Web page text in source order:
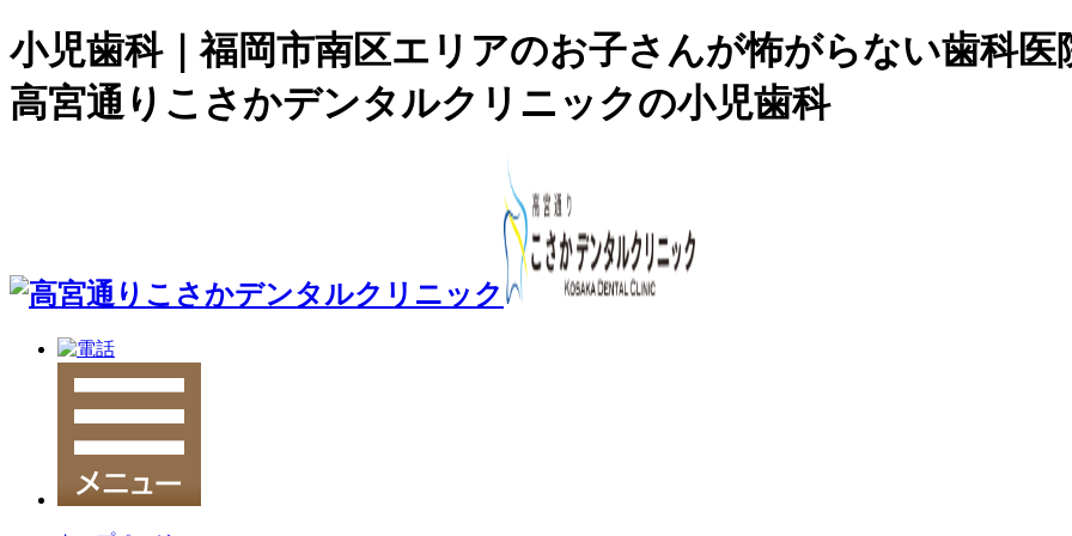
小児歯科｜福岡市南区エリアのお子さんが怖がらない歯科医
高宮通りこさかデンタルクリニックの小児歯科